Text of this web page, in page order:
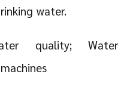
water.
quality; Water